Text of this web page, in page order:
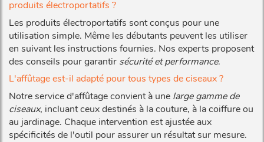
produits électroportatifs ?
Les produits électroportatifs sont conçus pour une
utilisation simple. Même les débutants peuvent les utiliser
en suivant les instructions fournies. Nos experts proposent
des conseils pour garantir sécurité et performance.
L'affûtage est-il adapté pour tous types de ciseaux ?
Notre service d'affûtage convient à une large gamme de
ciseaux, incluant ceux destinés à la couture, à la coiffure ou
au jardinage. Chaque intervention est ajustée aux
spécificités de l'outil pour assurer un résultat sur mesure.